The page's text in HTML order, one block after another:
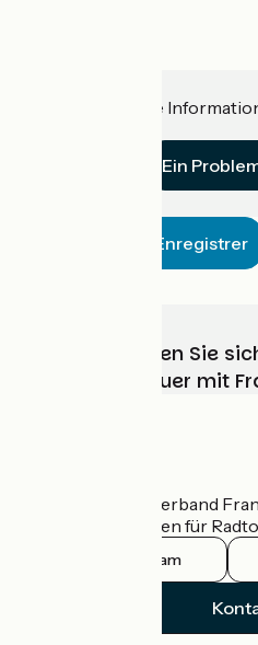
Haben Sie eine
Ein
Enregistrer
Wählen, bereiten Sie
Ihr Radabenteuer mit
Der nationale Verband
offizielle Leitfaden für
Instagram